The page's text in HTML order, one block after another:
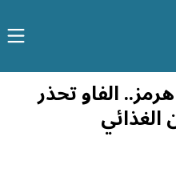
الفاو تحذر